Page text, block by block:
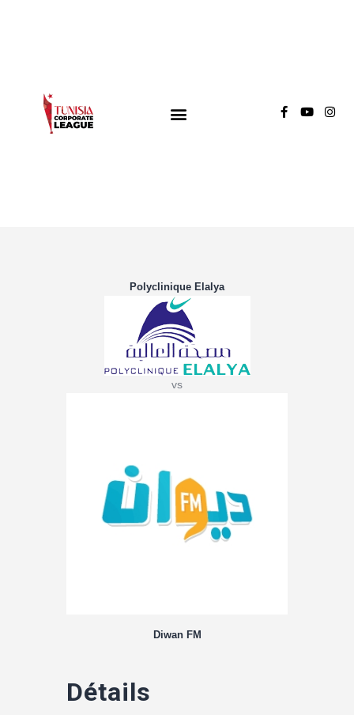
Groupe A
Polyclinique Elalya
vs
Diwan FM
Détails